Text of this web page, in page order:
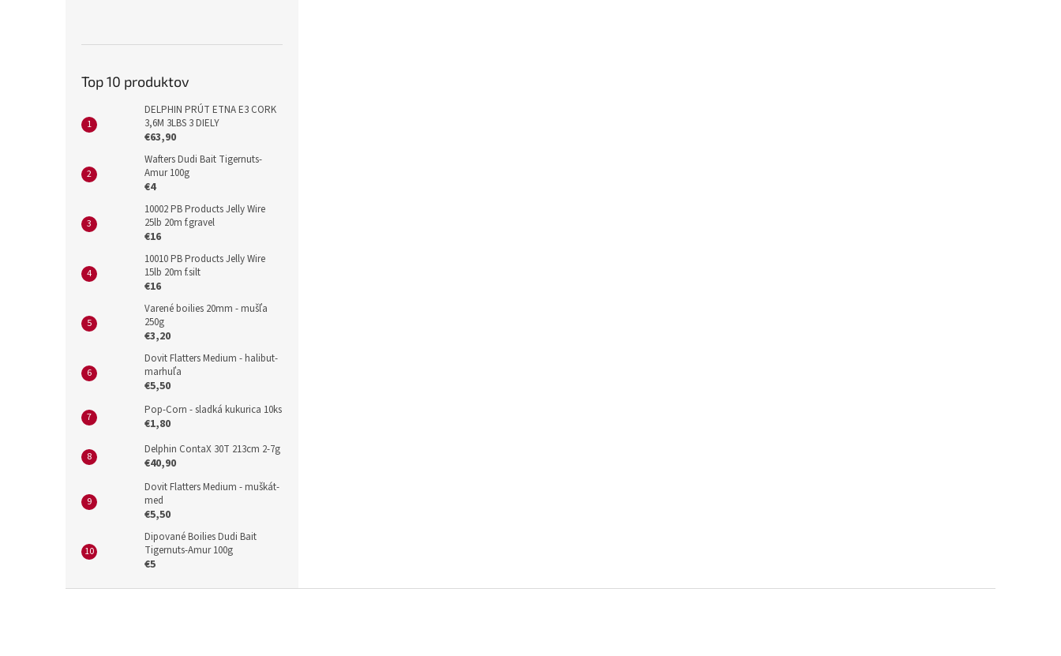
Top 10 produktov
DELPHIN PRÚT ETNA E3 CORK
3,6M 3LBS 3 DIELY
€63,90
Wafters Dudi Bait Tigernuts-
Amur 100g
€4
10002 PB Products Jelly Wire
25lb 20m f.gravel
€16
10010 PB Products Jelly Wire
15lb 20m f.silt
€16
Varené boilies 20mm - mušľa
250g
€3,20
Dovit Flatters Medium - halibut-
marhuľa
€5,50
Pop-Corn - sladká kukurica 10ks
€1,80
Delphin ContaX 30T 213cm 2-7g
€40,90
Dovit Flatters Medium - muškát-
med
€5,50
Dipované Boilies Dudi Bait
Tigernuts-Amur 100g
€5